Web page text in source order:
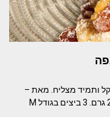
ותמיד מצליח. מאת –